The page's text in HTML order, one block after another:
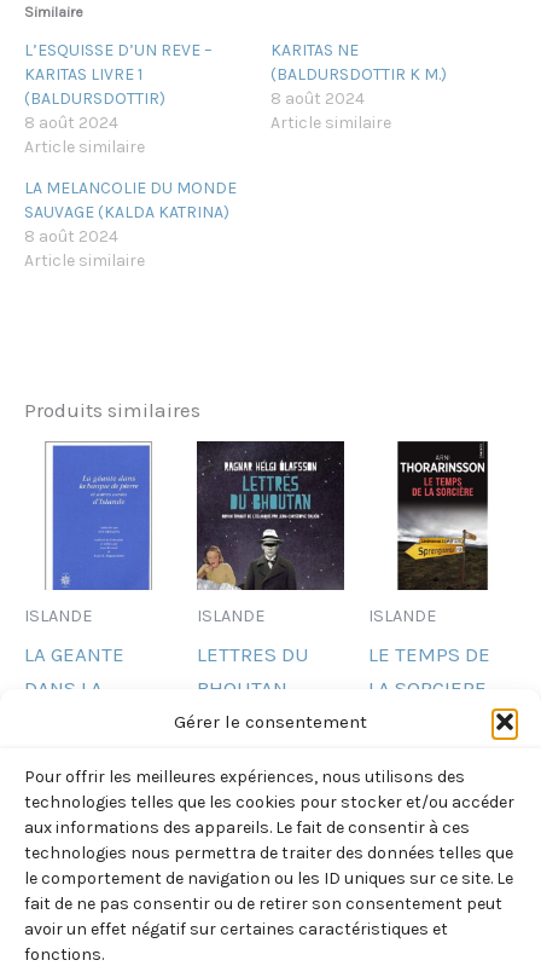
Gérer le consentement
Pour offrir les meilleures expériences, nous utilisons des
technologies telles que les cookies pour stocker et/ou accéder
aux informations des appareils. Le fait de consentir à ces
technologies nous permettra de traiter des données telles que
le comportement de navigation ou les ID uniques sur ce site. Le
fait de ne pas consentir ou de retirer son consentement peut
avoir un effet négatif sur certaines caractéristiques et
fonctions.
Similaire
L’ESQUISSE D’UN REVE –
KARITAS LIVRE 1
(BALDURSDOTTIR)
8 août 2024
Article similaire
KARITAS NE
(BALDURSDOTTIR K M.)
8 août 2024
Article similaire
LA MELANCOLIE DU MONDE
SAUVAGE (KALDA KATRINA)
8 août 2024
Article similaire
Produits similaires
ISLANDE
LA GEANTE
DANS LA
AUTRES
CONTES
D’ISLANDE
(JEAN RENAUD)
22,30€ TTC
ISLANDE
LETTRES DU
BHOUTAN
(OLAFSSON)
Ajouter
au
panier
ISLANDE
LE TEMPS DE
LA SORCIERE
(THORARINSSON
8,30 € TTC
Ajouter
au
panier